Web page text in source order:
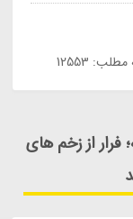
12553
فرار از زخم های